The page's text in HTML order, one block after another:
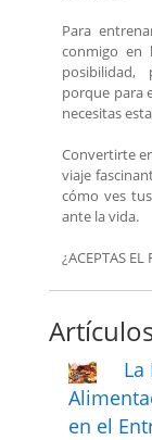
Para
conmigo en
posibilidad,
porque para
necesitas
Convertirte
viaje
cómo ves
ante la vida.
¿ACEPTAS EL
La
en el